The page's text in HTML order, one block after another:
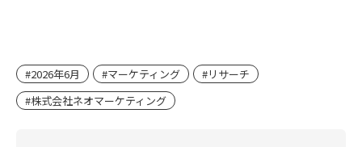
#2026年6月 #マーケティング
#リサーチ
#株式会社ネオマーケティング